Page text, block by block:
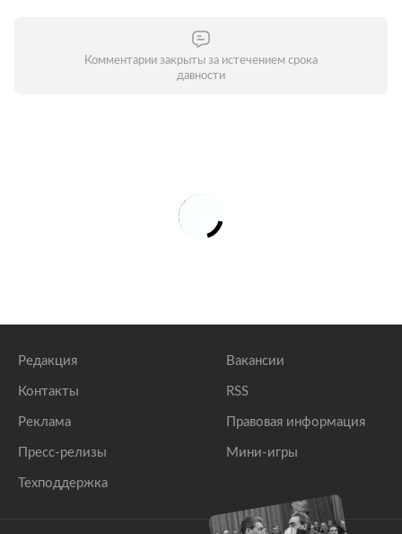
Комментарии закрыты за истечением срока
давности
Редакция
Контакты
Реклама
Пресс-релизы
Техподдержка
Вакансии
RSS
Правовая информация
Мини-игры